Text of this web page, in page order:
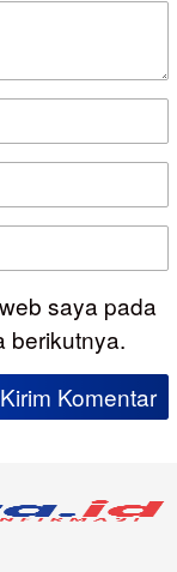
saya pada
berikutnya.